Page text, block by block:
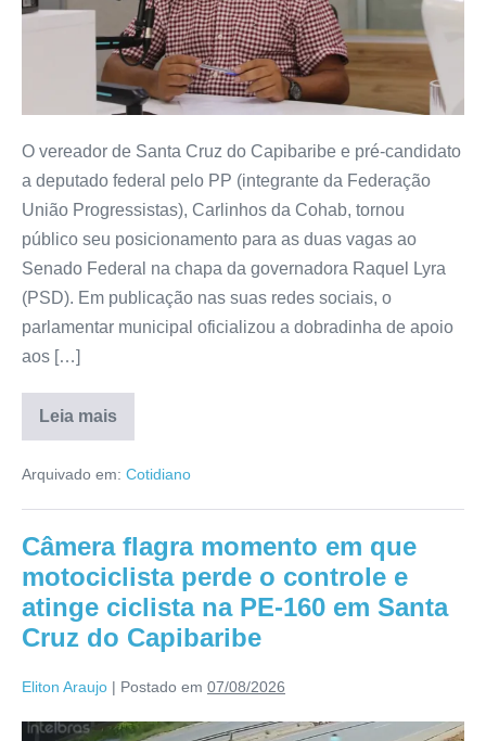
O vereador de Santa Cruz do Capibaribe e pré-candidato
a deputado federal pelo PP (integrante da Federação
União Progressistas), Carlinhos da Cohab, tornou
público seu posicionamento para as duas vagas ao
Senado Federal na chapa da governadora Raquel Lyra
(PSD). Em publicação nas suas redes sociais, o
parlamentar municipal oficializou a dobradinha de apoio
aos […]
Leia mais
Arquivado em: Cotidiano
Câmera flagra momento em que
motociclista perde o controle e
atinge ciclista na PE-160 em Santa
Cruz do Capibaribe
Eliton Araujo | Postado em 07/08/2026